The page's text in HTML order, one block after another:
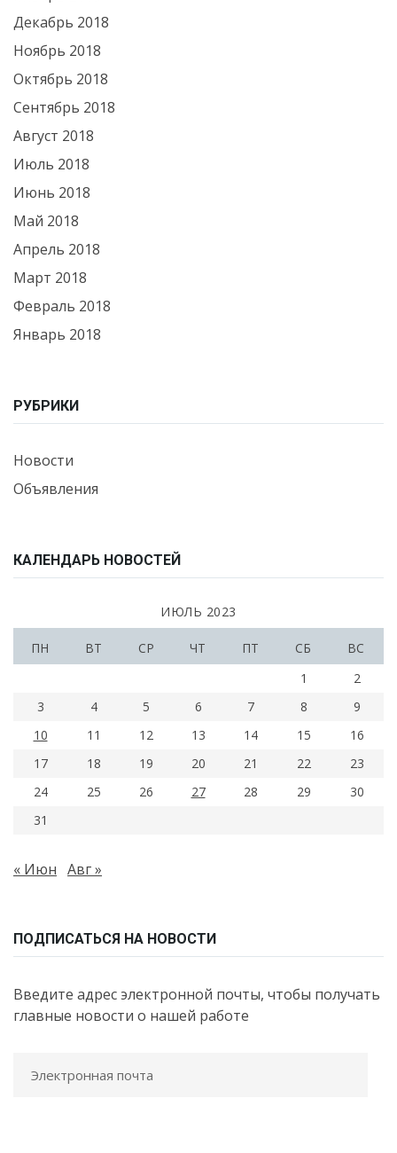
Декабрь 2018
Ноябрь 2018
Октябрь 2018
Сентябрь 2018
Август 2018
Июль 2018
Июнь 2018
Май 2018
Апрель 2018
Март 2018
Февраль 2018
Январь 2018
РУБРИКИ
Новости
Объявления
КАЛЕНДАРЬ НОВОСТЕЙ
ИЮЛЬ 2023
ПН ВТ СР ЧТ ПТ СБ
ВС
1
2
3
4 5 6 7 8
9
10
11 12 13 14 15
16
17
18 19 20 21 22
23
24
25 26 27 28 29
30
31
« Июн Авг »
ПОДПИСАТЬСЯ НА НОВОСТИ
Введите адрес электронной почты, чтобы получать
главные новости о нашей работе